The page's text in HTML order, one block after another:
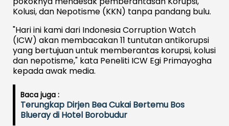
Kolusi, dan Nepotisme (KKN) tanpa pandang bulu.
"Hari ini kami dari Indonesia Corruption Watch
(ICW) akan membacakan 11 tuntutan antikorupsi
yang bertujuan untuk memberantas korupsi, kolusi
dan nepotisme," kata Peneliti ICW Egi Primayogha
kepada awak media.
Baca juga :
Terungkap Dirjen Bea Cukai Bertemu Bos
Blueray di Hotel Borobudur